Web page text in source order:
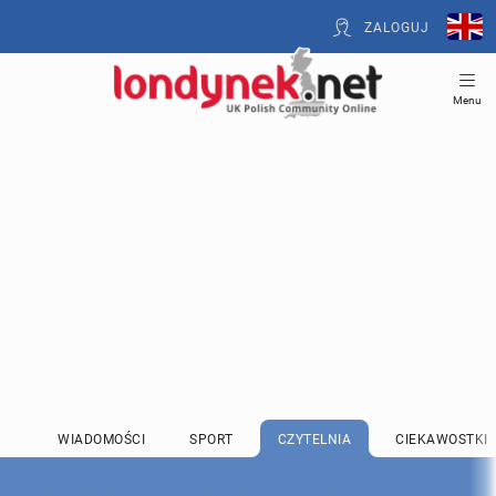
ZALOGUJ
Menu
WIADOMOŚCI SPORT CZYTELNIA CIEKAWOSTKI